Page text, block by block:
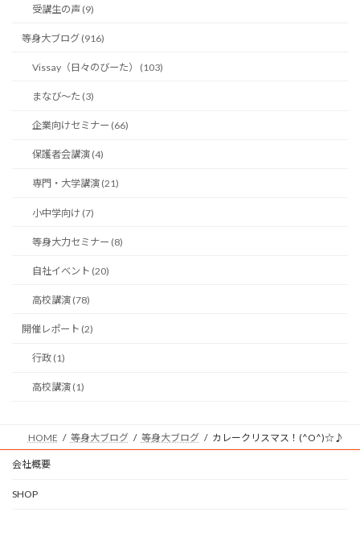
受講生の声 (9)
等身大ブログ (916)
Vissay（日々のびーた） (103)
まなび〜た (3)
企業向けセミナー (66)
保護者会講演 (4)
専門・大学講演 (21)
小中学向け (7)
等身大力セミナー (8)
自社イベント (20)
高校講演 (78)
開催レポート (2)
行政 (1)
高校講演 (1)
HOME 等身大ブログ 等身大ブログ カレークリスマス！(^O^)☆♪
会社概要
SHOP